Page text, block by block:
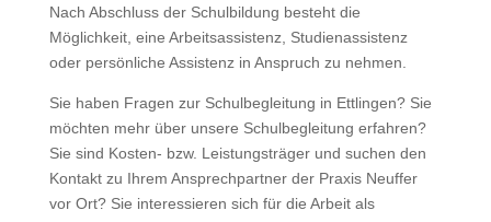
Nach Abschluss der Schulbildung besteht die
Möglichkeit, eine Arbeitsassistenz, Studienassistenz
oder persönliche Assistenz in Anspruch zu nehmen.
Sie haben Fragen zur Schulbegleitung in Ettlingen? Sie
möchten mehr über unsere Schulbegleitung erfahren?
Sie sind Kosten- bzw. Leistungsträger und suchen den
Kontakt zu Ihrem Ansprechpartner der Praxis Neuffer
vor Ort? Sie interessieren sich für die Arbeit als